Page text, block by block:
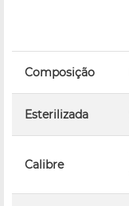
Composição
Esterilizada
Calibre